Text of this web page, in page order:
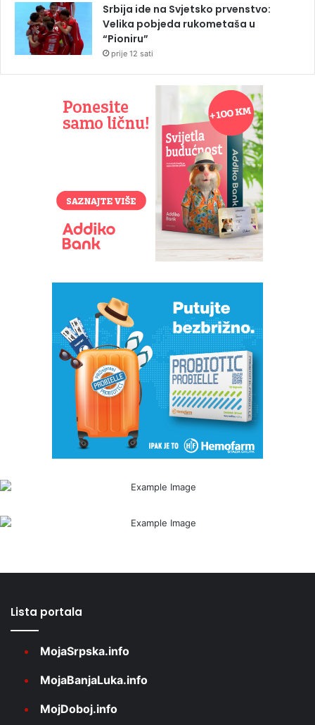
Srbija ide na Svjetsko prvenstvo:
Velika pobjeda rukometaša u
“Pioniru”
prije 12 sati
Lista portala
MojaSrpska.info
MojaBanjaLuka.info
MojDoboj.info